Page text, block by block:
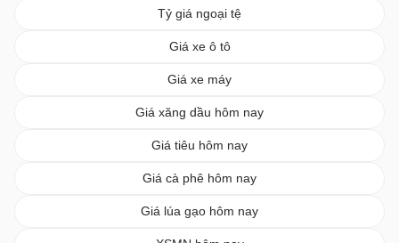
Tỷ giá ngoại tệ
Giá xe ô tô
Giá xe máy
Giá xăng dầu hôm nay
Giá tiêu hôm nay
Giá cà phê hôm nay
Giá lúa gạo hôm nay